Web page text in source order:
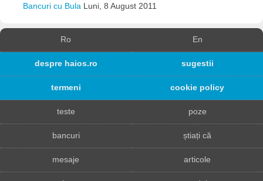
Bancuri cu Bula Luni, 8 August 2011
Ro En
despre haios.ro sugestii
termeni cookie policy
teste poze
bancuri știați că
mesaje articole